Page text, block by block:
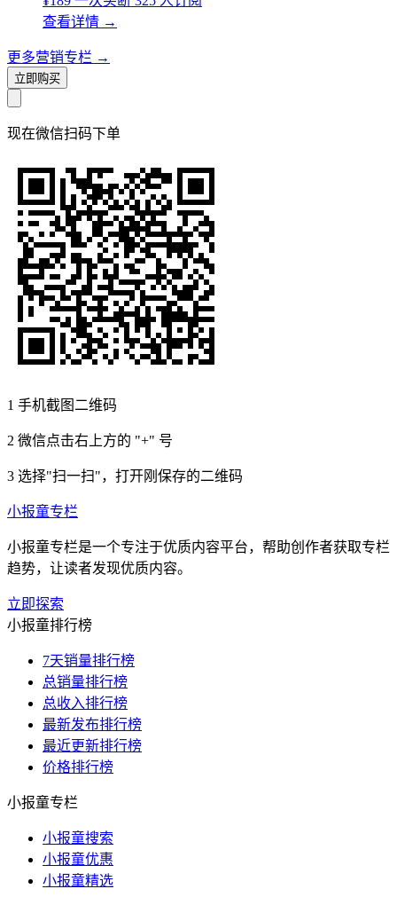
查看详情 →
更多营销专栏 →
立即购买
现在微信扫码下单
1 手机截图二维码
2 微信点击右上方的 "+" 号
3 选择"扫一扫"，打开刚保存的二维码
小报童专栏
小报童专栏是一个专注于优质内容平台，帮助创作者获取专栏
趋势，让读者发现优质内容。
立即探索
小报童排行榜
7天销量排行榜
总销量排行榜
总收入排行榜
最新发布排行榜
最近更新排行榜
价格排行榜
小报童专栏
小报童搜索
小报童优惠
小报童精选